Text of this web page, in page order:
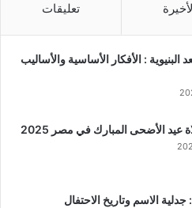
تعليقات
البنيوية : الأفكار الأساسية والأساليب
عيد الأضحى المبارك في مصر 2025
جدلية الاسم وتاريخ الاحتفال